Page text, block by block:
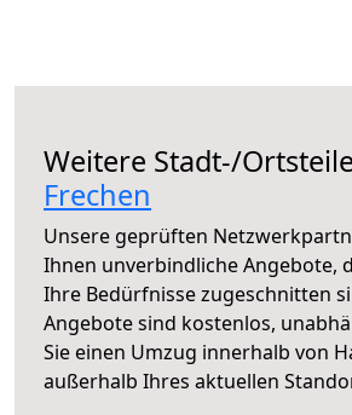
Weitere Stadt-/
Frechen
Unsere geprüften
Ihnen unverbindliche Angebote,
Ihre Bedürfnisse zugeschnitten
Angebote sind kostenlos,
Sie einen Umzug innerhalb von
außerhalb Ihres aktuellen